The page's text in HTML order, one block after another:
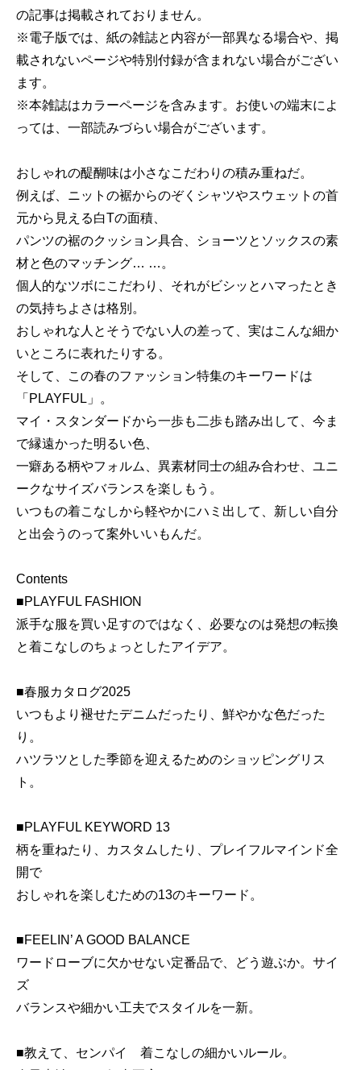
の記事は掲載されておりません。
※電子版では、紙の雑誌と内容が一部異なる場合や、掲
載されないページや特別付録が含まれない場合がござい
ます。
※本雑誌はカラーページを含みます。お使いの端末によ
っては、一部読みづらい場合がございます。
おしゃれの醍醐味は小さなこだわりの積み重ねだ。
例えば、ニットの裾からのぞくシャツやスウェットの首
元から見える白Tの面積、
パンツの裾のクッション具合、ショーツとソックスの素
材と色のマッチング… …。
個人的なツボにこだわり、それがビシッとハマったとき
の気持ちよさは格別。
おしゃれな人とそうでない人の差って、実はこんな細か
いところに表れたりする。
そして、この春のファッション特集のキーワードは
「PLAYFUL」。
マイ・スタンダードから一歩も二歩も踏み出して、今ま
で縁遠かった明るい色、
一癖ある柄やフォルム、異素材同士の組み合わせ、ユニ
ークなサイズバランスを楽しもう。
いつもの着こなしから軽やかにハミ出して、新しい自分
と出会うのって案外いいもんだ。
Contents
■PLAYFUL FASHION
派手な服を買い足すのではなく、必要なのは発想の転換
と着こなしのちょっとしたアイデア。
■春服カタログ2025
いつもより褪せたデニムだったり、鮮やかな色だった
り。
ハツラツとした季節を迎えるためのショッピングリス
ト。
■PLAYFUL KEYWORD 13
柄を重ねたり、カスタムしたり、プレイフルマインド全
開で
おしゃれを楽しむための13のキーワード。
■FEELIN’ A GOOD BALANCE
ワードローブに欠かせない定番品で、どう遊ぶか。サイ
ズ
バランスや細かい工夫でスタイルを一新。
■教えて、センパイ 着こなしの細かいルール。